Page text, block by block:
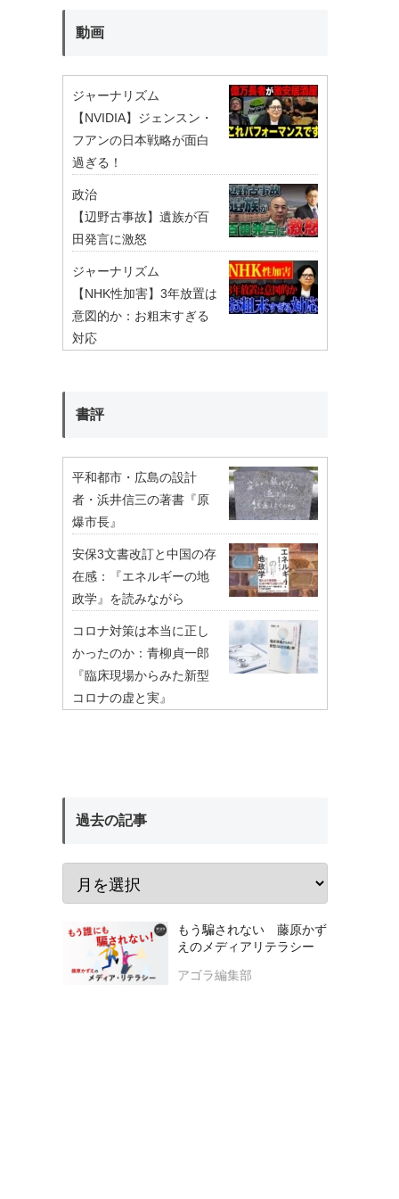
動画
ジャーナリズム
【NVIDIA】ジェンスン・
フアンの日本戦略が面白
過ぎる！
政治
【辺野古事故】遺族が百
田発言に激怒
ジャーナリズム
【NHK性加害】3年放置は
意図的か：お粗末すぎる
対応
書評
平和都市・広島の設計
者・浜井信三の著書『原
爆市長』
安保3文書改訂と中国の存
在感：『エネルギーの地
政学』を読みながら
コロナ対策は本当に正し
かったのか：青柳貞一郎
『臨床現場からみた新型
コロナの虚と実』
過去の記事
もう騙されない 藤原かず
えのメディアリテラシー
アゴラ編集部